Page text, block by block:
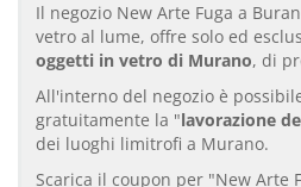
Il negozio New Arte Fuga a
vetro al lume, offre solo ed
oggetti in vetro di Murano, di
All'interno del negozio è
gratuitamente la "lavorazione
dei luoghi limitrofi a Murano.
Scarica il coupon per "New Arte